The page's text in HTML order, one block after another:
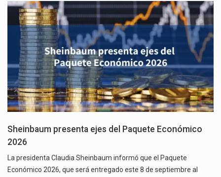
Sheinbaum presenta ejes del Paquete Económico
2026
La presidenta Claudia Sheinbaum informó que el Paquete
Económico 2026, que será entregado este 8 de septiembre al